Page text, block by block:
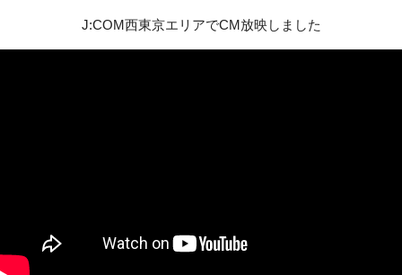
J:COM西東京エリアでCM放映しました